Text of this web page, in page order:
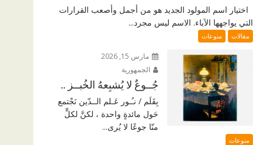
اختيار اسم المولود الجديد هو من أجمل وأصعب القرارات
التي يواجهها الآباء. الاسم ليس مجرد...
مقالات منوعات
مارس 15, 2026
الجمهورية
جُــوعٌ لا يُشبِعهُ الخُبــز ..
بِقَلَم / نـُـور عَـلم الــدّين نَجْتمع
حَول مائدةٍ واحدة ، لكنَّ لكلٍّ
منّا جوعًا لا يُرى...
منوعات